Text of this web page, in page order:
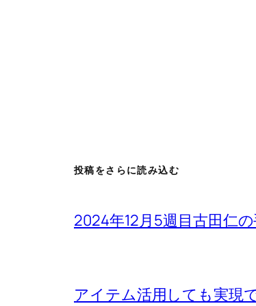
投稿をさらに読み込む
2024年12月5週目古田仁
アイテム活用しても実現